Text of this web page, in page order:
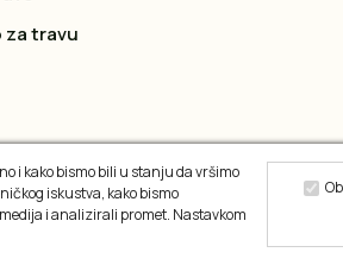
za travu
i kako bismo bili u stanju da vršimo
iskustva, kako bismo
i analizirali promet. Nastavkom